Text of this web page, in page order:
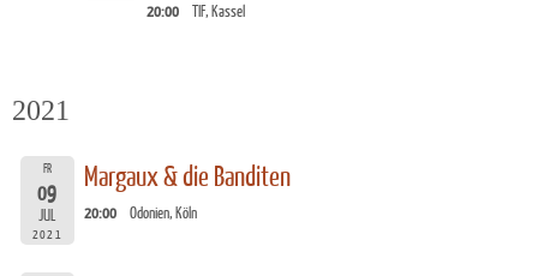
20:00 TIF, Kassel
2021
FR
09
JUL
2021
Margaux & die Banditen
20:00 Odonien, Köln